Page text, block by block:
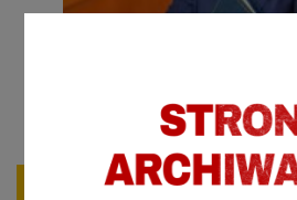
17.02.2021